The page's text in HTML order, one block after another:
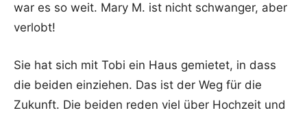
war es so weit. Mary M. ist nicht schwanger, aber
verlobt!
Sie hat sich mit Tobi ein Haus gemietet, in dass
die beiden einziehen. Das ist der Weg für die
Zukunft. Die beiden reden viel über Hochzeit und